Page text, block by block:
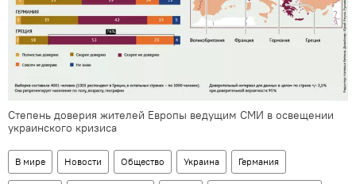
Степень доверия жителей Европы ведущим СМИ в освещении
украинского кризиса
В мире Новости Общество Украина Германия